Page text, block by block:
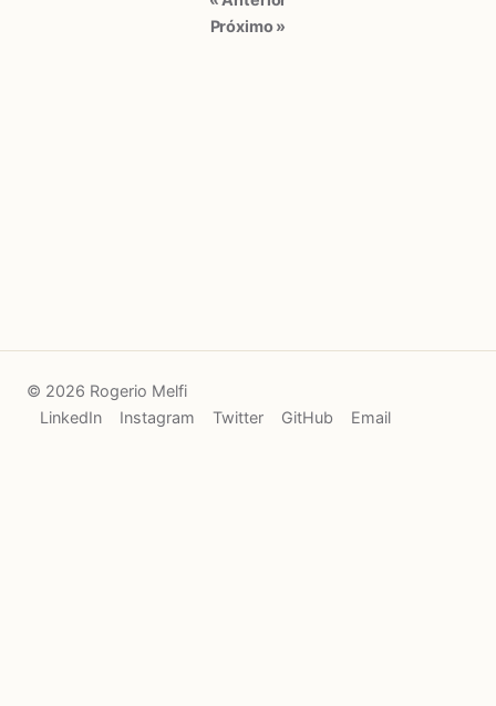
Próximo »
© 2026 Rogerio Melfi
LinkedIn
Instagram Twitter GitHub Email